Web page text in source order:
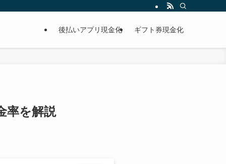
後払いアプリ現金化 ギフト券現金化
率を解説